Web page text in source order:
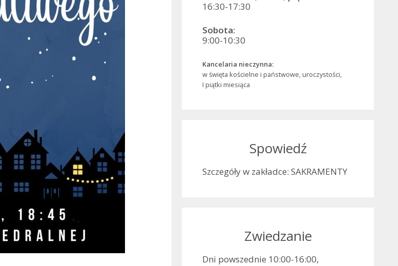
16:30-17:30
Sobota:
9:00-10:30
Kancelaria nieczynna:
w święta kościelne i państwowe, uroczystości,
I piątki miesiąca
Spowiedź
Szczegóły w zakładce: SAKRAMENTY
Zwiedzanie
Dni powszednie 10:00-16:00,